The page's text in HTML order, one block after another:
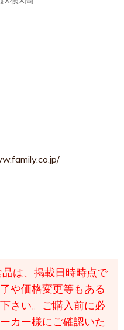
は、 掲載日時時点で
や価格変更等もある
さい。 ご購入前に必
カー様にご確認いた